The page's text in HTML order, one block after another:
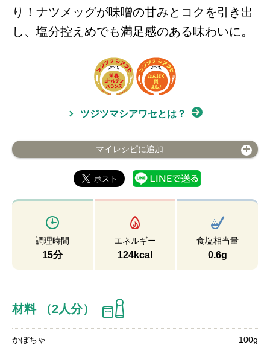
り！ナツメッグが味噌の甘みとコクを引き出
し、塩分控えめでも満足感のある味わいに。
ツジツマシアワセとは？
マイレシピに追加
調理時間
15分
エネルギー
124kcal
食塩相当量
0.6g
材料 （2人分）
かぼちゃ 100g